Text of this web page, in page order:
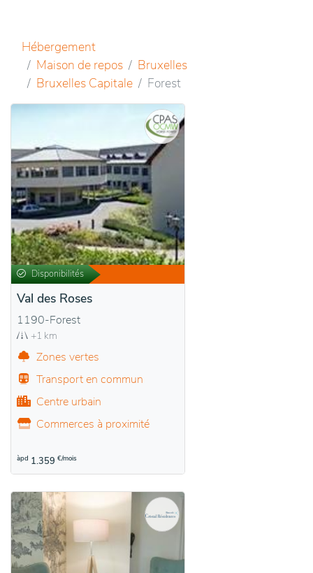
Hébergement
Maison de repos
Bruxelles
Bruxelles Capitale
Forest
Disponibilités
Val des Roses
1190-Forest
+1 km
Zones vertes
Transport en commun
Centre urbain
Commerces à proximité
àpd 1.359 €/mois